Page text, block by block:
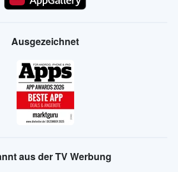
Ausgezeichnet
aus der TV Werbung